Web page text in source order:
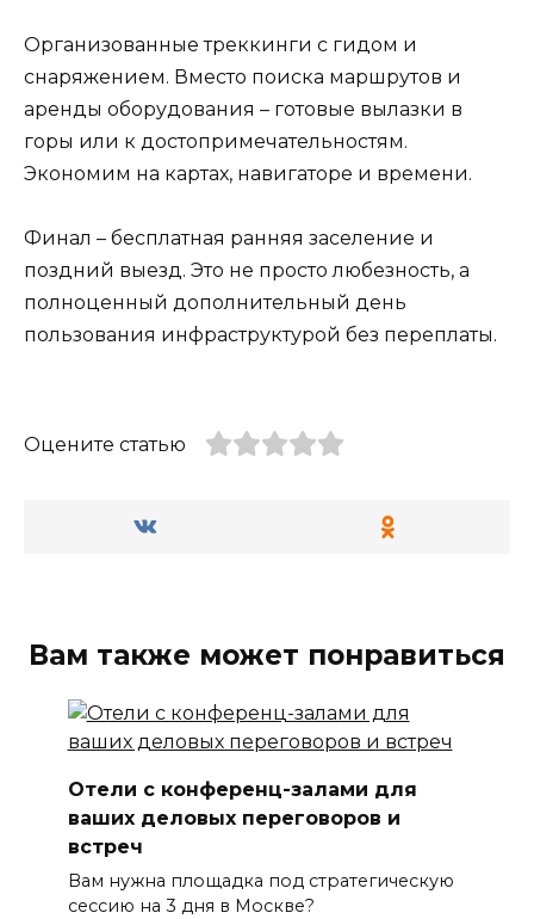
Организованные треккинги с гидом и
снаряжением. Вместо поиска маршрутов и
аренды оборудования – готовые вылазки в
горы или к достопримечательностям.
Экономим на картах, навигаторе и времени.
Финал – бесплатная ранняя заселение и
поздний выезд. Это не просто любезность, а
полноценный дополнительный день
пользования инфраструктурой без переплаты.
Оцените статью
Вам также может понравиться
Отели с конференц-залами для
ваших деловых переговоров и
встреч
Вам нужна площадка под стратегическую
сессию на 3 дня в Москве?